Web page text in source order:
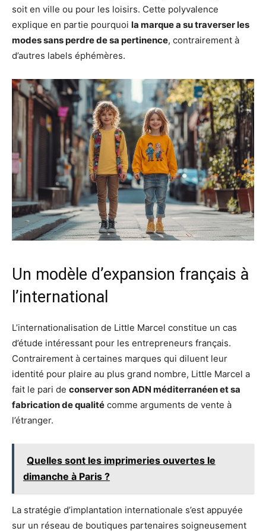
soit en ville ou pour les loisirs. Cette polyvalence
explique en partie pourquoi la marque a su traverser les
modes sans perdre de sa pertinence, contrairement à
d’autres labels éphémères.
Un modèle d’expansion français à
l’international
L’internationalisation de Little Marcel constitue un cas
d’étude intéressant pour les entrepreneurs français.
Contrairement à certaines marques qui diluent leur
identité pour plaire au plus grand nombre, Little Marcel a
fait le pari de conserver son ADN méditerranéen et sa
fabrication de qualité comme arguments de vente à
l’étranger.
Quelles sont les imprimeries ouvertes le
dimanche à Paris ?
La stratégie d’implantation internationale s’est appuyée
sur un réseau de boutiques partenaires soigneusement